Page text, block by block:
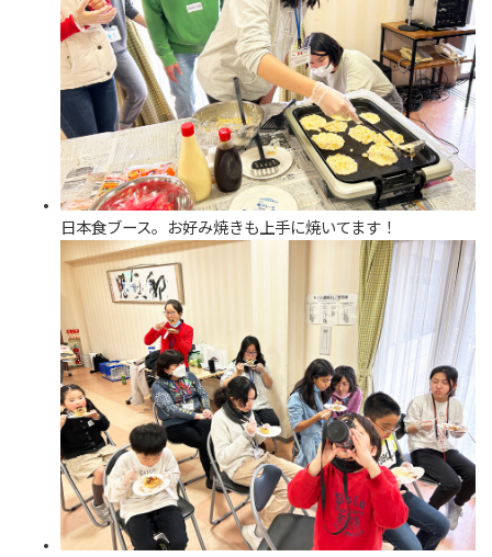
日本食ブース。お好み焼きも上手に焼いてます！